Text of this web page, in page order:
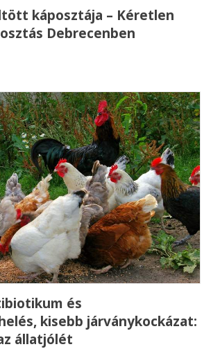
káposztája – Kéretlen
Debrecenben
és
kisebb járványkockázat:
állatjólét